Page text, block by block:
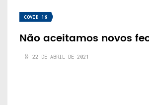
COVID-19
Não aceitamos novos
22 DE ABRIL DE 2021